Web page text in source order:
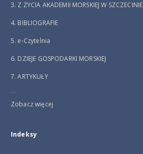
3. Z ŻYCIA AKADEMII MORSKIEJ W SZCZECINIE
4. BIBLIOGRAFIE
5. e-Czytelnia
6. DZIEJE GOSPODARKI MORSKIEJ
7. ARTYKUŁY
...
Zobacz więcej
Indeksy